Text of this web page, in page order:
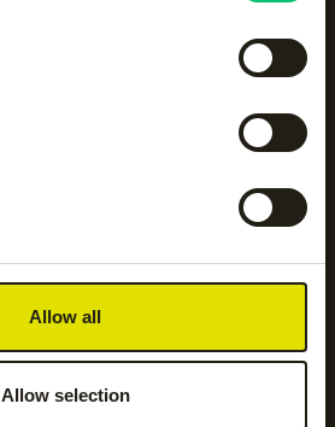
Allow all
Allow selection